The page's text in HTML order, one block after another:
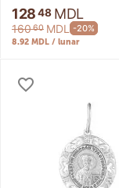
12848 MDL
16060 MDL -20%
8.92 MDL / lunar